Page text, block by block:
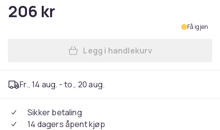
206 kr
Få igjen
Legg Kompatibelt
Legg i handlekurv
Fr., 14 aug. - to., 20 aug.
Sikker betaling
14 dagers åpent kjøp